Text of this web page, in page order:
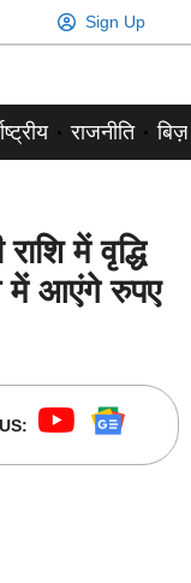
Sign Up
राजनीति
में वृद्धि
में आएंगे रुपए